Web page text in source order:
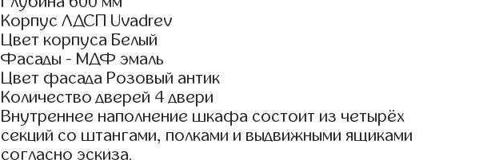
Корпус ЛДСП Uvadrev
Цвет корпуса Белый
Фасады - МДФ эмаль
Цвет фасада Розовый антик
Количество дверей 4 двери
Внутреннее наполнение шкафа состоит из четырёх
секций со штангами, полками и выдвижными ящиками
согласно эскиза.